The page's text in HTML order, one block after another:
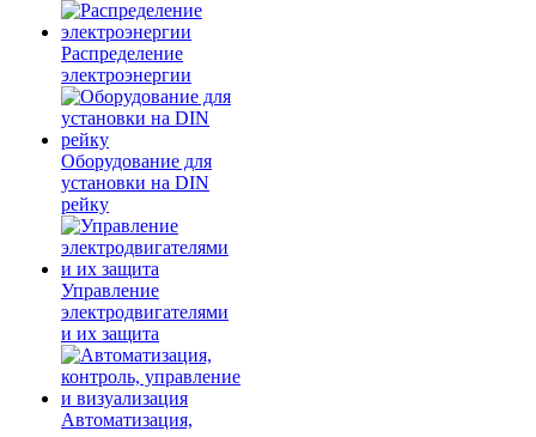
Распределение
электроэнергии
Оборудование для
установки на DIN
рейку
Управление
электродвигателями
и их защита
Автоматизация,